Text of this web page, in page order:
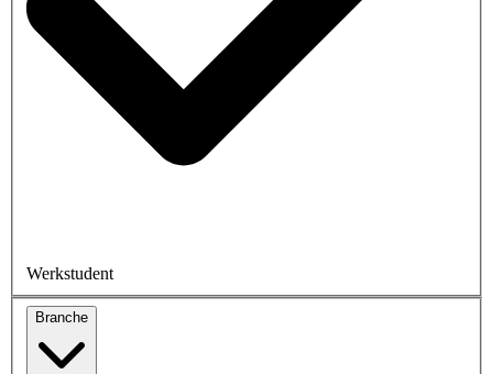
Werkstudent
Branche